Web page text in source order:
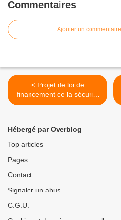
Commentaires
Ajouter un commentaire
< Projet de loi de
financement de la sécurité
sociale (PLFSS) pour 2011
Hébergé par Overblog
Top articles
Pages
Contact
Signaler un abus
C.G.U.